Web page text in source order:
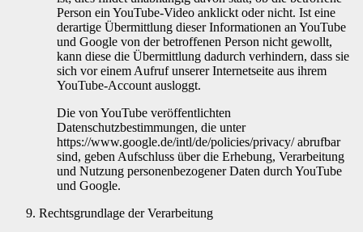
Person ein YouTube-Video anklickt oder nicht. Ist eine
derartige Übermittlung dieser Informationen an YouTube
und Google von der betroffenen Person nicht gewollt,
kann diese die Übermittlung dadurch verhindern, dass sie
sich vor einem Aufruf unserer Internetseite aus ihrem
YouTube-Account ausloggt.
Die von YouTube veröffentlichten
Datenschutzbestimmungen, die unter
https://www.google.de/intl/de/policies/privacy/ abrufbar
sind, geben Aufschluss über die Erhebung, Verarbeitung
und Nutzung personenbezogener Daten durch YouTube
und Google.
Rechtsgrundlage der Verarbeitung